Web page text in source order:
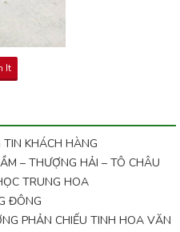
It
KHÁCH HÀNG
– THƯỢNG HẢI – TÔ CHÂU
TRUNG HOA
ĐÔNG
PHẢN CHIẾU TINH HOA VĂN